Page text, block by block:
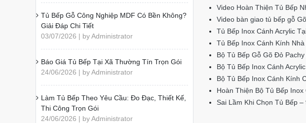
Video Hoàn Thiện Tủ Bếp
Video bàn giao tủ bếp gỗ
Tủ Bếp Inox Cánh Acrylic
Tủ Bếp Inox Cánh Kính
Bộ Tủ Bếp Gỗ Gõ Đỏ
Bộ Tủ Bếp Inox Cánh
Bộ Tủ Bếp Inox Cánh Kính
Hoàn Thiện Bộ Tủ Bếp
Sai Lầm Khi Chọn Tủ Bếp
Tủ Bếp Gỗ Công Nghiệp MDF Có Bền Không?
Giải Đáp Chi Tiết
03/07/2026 | by Administrator
Báo Giá Tủ Bếp Tại Xã Thường Tín Trọn Gói
24/06/2026 | by Administrator
Làm Tủ Bếp Theo Yêu Cầu: Đo Đạc, Thiết Kế,
Thi Công Trọn Gói
24/06/2026 | by Administrator